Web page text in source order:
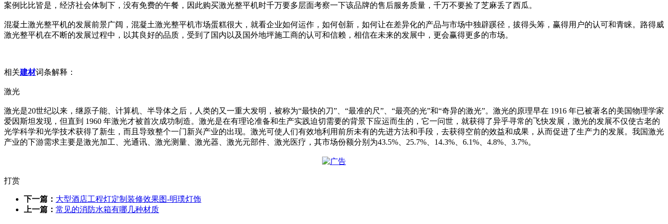
案例比比皆是，经济社会体制下，没有免费的午餐，因此购买激光整平机时千万要多层面考察一下该品牌的售后服务质量，千万不要捡了芝麻丢了西瓜。
混凝土激光整平机的发展前景广阔，混凝土激光整平机市场蛋糕很大，就看企业如何运作，如何创新，如何让在差异化的产品与市场中独辟蹊径，拔得头筹，赢得用户的认可和青睐。路得威
激光整平机在不断的发展过程中，以其良好的品质，受到了国内以及国外地坪施工商的认可和信赖，相信在未来的发展中，更会赢得更多的市场。
相关建材词条解释：
激光
激光是20世纪以来，继原子能、计算机、半导体之后，人类的又一重大发明，被称为“最快的刀”、“最准的尺”、“最亮的光”和“奇异的激光”。激光的原理早在 1916 年已被著名的美国物理学家
爱因斯坦发现，但直到 1960 年激光才被首次成功制造。激光是在有理论准备和生产实践迫切需要的背景下应运而生的，它一问世，就获得了异乎寻常的飞快发展，激光的发展不仅使古老的
光学科学和光学技术获得了新生，而且导致整个一门新兴产业的出现。激光可使人们有效地利用前所未有的先进方法和手段，去获得空前的效益和成果，从而促进了生产力的发展。我国激光
产业的下游需求主要是激光加工、光通讯、激光测量、激光器、激光元部件、激光医疗，其市场份额分别为43.5%、25.7%、14.3%、6.1%、4.8%、3.7%。
打赏
下一篇： 大型酒店工程灯定制装修效果图-明璞灯饰
上一篇： 常见的消防水箱有哪几种材质